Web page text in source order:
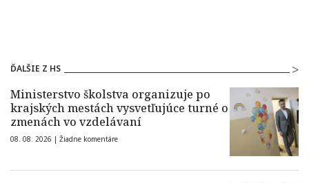
ĎALŠIE Z HS
Ministerstvo školstva organizuje po
krajských mestách vysvetľujúce turné o
zmenách vo vzdelávaní
08. 08. 2026 | Žiadne komentáre